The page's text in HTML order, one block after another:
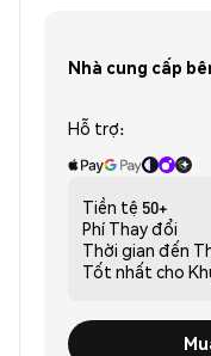
Nhà cung cấp
Hỗ trợ:
Tiền tệ 50+
Phí Thay đổi
Thời gian đến
Tốt nhất cho